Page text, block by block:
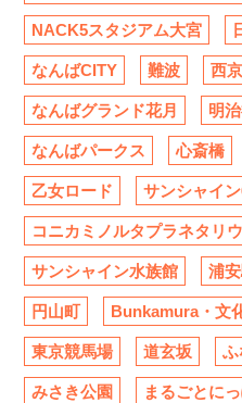
NACK5スタジアム大宮
なんばCITY 難波 西
なんばグランド花月 明
なんばパークス 心斎橋
乙女ロード サンシャイ
コニカミノルタプラネタリ
サンシャイン水族館 浦
円山町 Bunkamura・文
東京競馬場 道玄坂 ふ
みさき公園 まるごとに